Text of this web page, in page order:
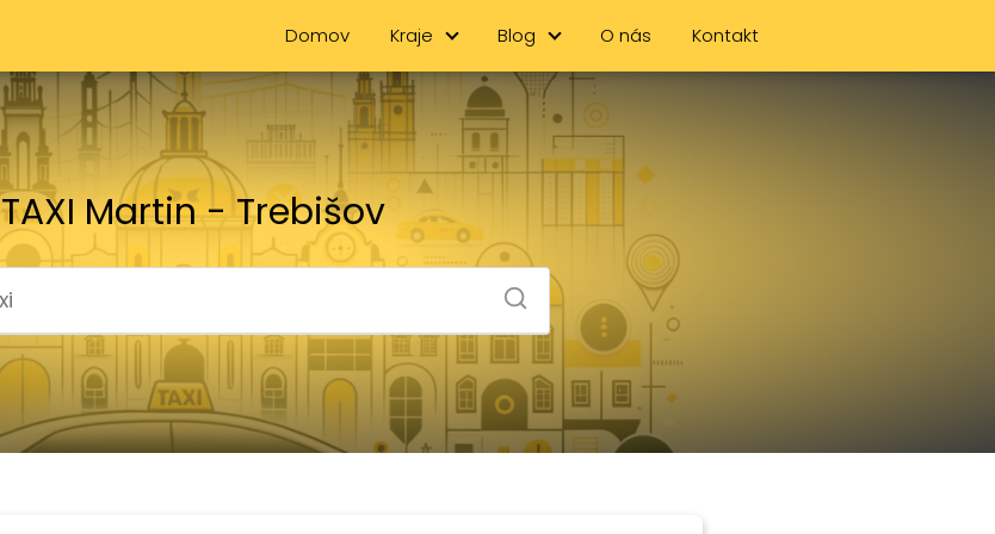
Domov Kraje Blog O nás Kontakt
TAXI Martin - Trebišov